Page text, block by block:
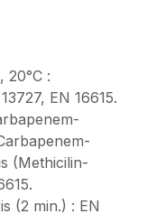
20°C :
EN 16615.
(Methicilin-
(2 min.) : EN